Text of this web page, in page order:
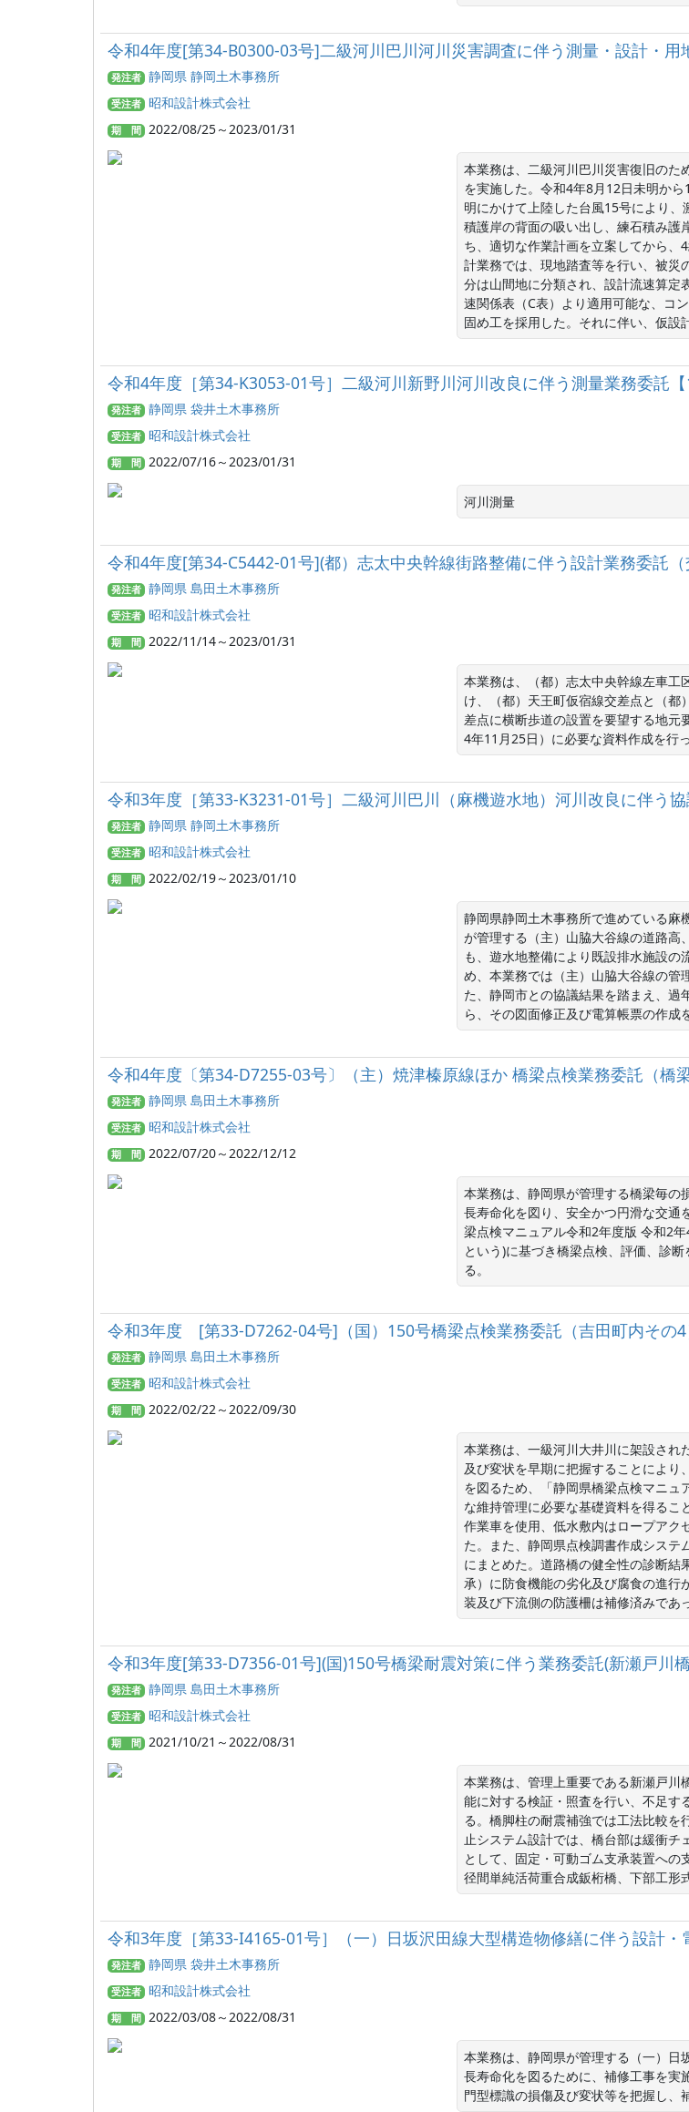
令和4年度[第34-B0300-03号]二級河川巴川河川災害調査に伴う測量・設計・
発注者 静岡県 静岡土木事務所
受注者 昭和設計株式会社
期 間 2022/08/25～2023/01/31
本業務は、二級河川巴川災害復旧のた
を実施した。令和4年8月12日未明か
明にかけて上陸した台風15号により
積護岸の背面の吸い出し、練石積み護
ち、適切な作業計画を立案してから
計業務では、現地踏査等を行い、被災
分は山間地に分類され、設計流速算
速関係表（C表）より適用可能な、コ
固め工を採用した。それに伴い、仮設
令和4年度［第34-K3053-01号］二級河川新野川河川改良に伴う測量業務委託【
発注者 静岡県 袋井土木事務所
受注者 昭和設計株式会社
期 間 2022/07/16～2023/01/31
河川測量
令和4年度[第34-C5442-01号](都）志太中央幹線街路整備に伴う設計業務委託（
発注者 静岡県 島田土木事務所
受注者 昭和設計株式会社
期 間 2022/11/14～2023/01/31
本業務は、（都）志太中央幹線左車工
け、（都）天王町仮宿線交差点と（
差点に横断歩道の設置を要望する地
4年11月25日）に必要な資料作成を行っ
令和3年度［第33-K3231-01号］二級河川巴川（麻機遊水地）河川改良に伴う
発注者 静岡県 静岡土木事務所
受注者 昭和設計株式会社
期 間 2022/02/19～2023/01/10
静岡県静岡土木事務所で進めている
が管理する（主）山脇大谷線の道路高
も、遊水地整備により既設排水施設
め、本業務では（主）山脇大谷線の管
た、静岡市との協議結果を踏まえ、
ら、その図面修正及び電算帳票の作成
令和4年度〔第34-D7255-03号〕（主）焼津榛原線ほか 橋梁点検業務委託（橋
発注者 静岡県 島田土木事務所
受注者 昭和設計株式会社
期 間 2022/07/20～2022/12/12
本業務は、静岡県が管理する橋梁毎の
長寿命化を図り、安全かつ円滑な交通
梁点検マニュアル令和2年度版 令和2
という)に基づき橋梁点検、評価、診
る。
令和3年度 [第33-D7262-04号]（国）150号橋梁点検業務委託（吉田町内その4
発注者 静岡県 島田土木事務所
受注者 昭和設計株式会社
期 間 2022/02/22～2022/09/30
本業務は、一級河川大井川に架設さ
及び変状を早期に把握することによ
を図るため、「静岡県橋梁点検マニ
な維持管理に必要な基礎資料を得る
作業車を使用、低水敷内はロープアク
た。また、静岡県点検調書作成シス
にまとめた。道路橋の健全性の診断
承）に防食機能の劣化及び腐食の進
装及び下流側の防護柵は補修済みであ
令和3年度[第33-D7356-01号](国)150号橋梁耐震対策に伴う業務委託(新瀬戸川
発注者 静岡県 島田土木事務所
受注者 昭和設計株式会社
期 間 2021/10/21～2022/08/31
本業務は、管理上重要である新瀬戸川
能に対する検証・照査を行い、不足す
る。橋脚柱の耐震補強では工法比較
止システム設計では、橋台部は緩衝チ
として、固定・可動ゴム支承装置へ
径間単純活荷重合成鈑桁橋、下部工形
令和3年度［第33-I4165-01号］（一）日坂沢田線大型構造物修繕に伴う設計・
発注者 静岡県 袋井土木事務所
受注者 昭和設計株式会社
期 間 2022/03/08～2022/08/31
本業務は、静岡県が管理する（一）日
長寿命化を図るために、補修工事を実
門型標識の損傷及び変状等を把握し、